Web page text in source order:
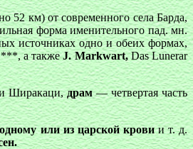
52 км) от современного села Барда,
форма именительного пад. мн.
источниках одно и обеих формах,
***, а такжеJ. Markwart,Das Lunerar
Ширакаци,драм— четвертая часть
или из царской кровии т. д.